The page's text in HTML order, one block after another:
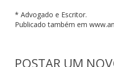
* Advogado e Escritor.
Publicado também em
POSTAR UM